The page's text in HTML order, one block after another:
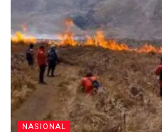
NASIONAL